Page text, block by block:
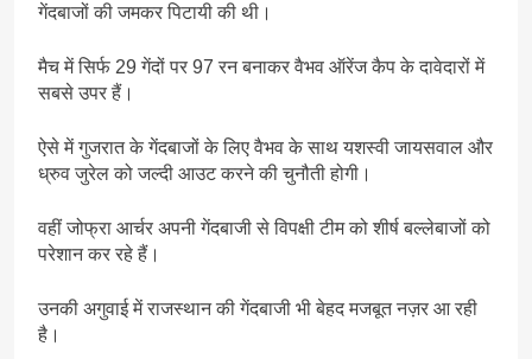
गेंदबाजों की जमकर पिटायी की थी।
मैच में सिर्फ 29 गेंदों पर 97 रन बनाकर वैभव ऑरेंज कैप के दावेदारों में
सबसे उपर हैं।
ऐसे में गुजरात के गेंदबाजों के लिए वैभव के साथ यशस्वी जायसवाल और
ध्रुव जुरेल को जल्दी आउट करने की चुनौती होगी।
वहीं जोफ्रा आर्चर अपनी गेंदबाजी से विपक्षी टीम को शीर्ष बल्लेबाजों को
परेशान कर रहे हैं।
उनकी अगुवाई में राजस्थान की गेंदबाजी भी बेहद मजबूत नज़र आ रही
है।